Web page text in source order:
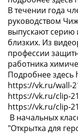
В течении года
руководством
выпускают серию
близких. Из
профессии
работника
Подробнее здесь
https://vk.ru/wall-
https://vk.ru/clip-
https://vk.ru/clip-
В начальных
"Открытка для